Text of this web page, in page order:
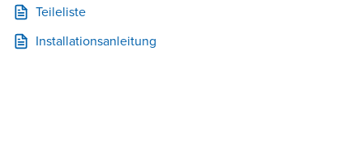
Teileliste
Installationsanleitung